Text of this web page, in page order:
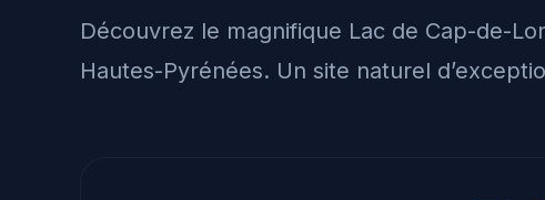
Découvrez le magnifique Lac de Cap-de-
Hautes-Pyrénées. Un site naturel